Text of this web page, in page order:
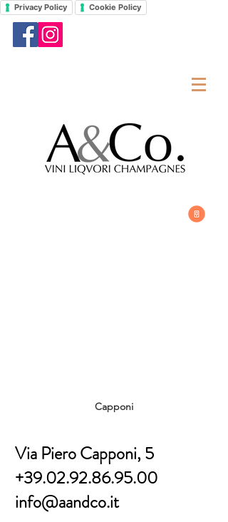
Privacy Policy Cookie Policy
Capponi
Via Piero Capponi, 5
+39.02.92.86.95.00
info@aandco.it